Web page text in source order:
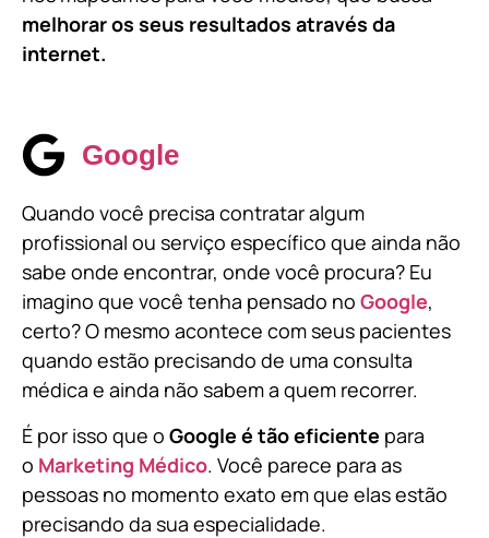
melhorar os seus resultados através da
internet.
Google
Quando você precisa contratar algum
profissional ou serviço específico que ainda não
sabe onde encontrar, onde você procura? Eu
imagino que você tenha pensado no Google,
certo? O mesmo acontece com seus pacientes
quando estão precisando de uma consulta
médica e ainda não sabem a quem recorrer.
É por isso que o Google é tão eficiente para
o Marketing Médico. Você parece para as
pessoas no momento exato em que elas estão
precisando da sua especialidade.